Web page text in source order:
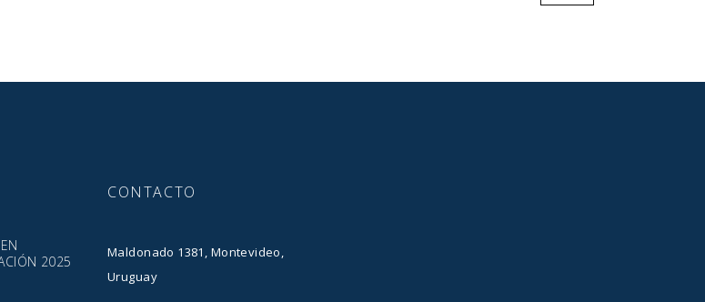
2025
CONTACTO
Maldonado 1381, Montevideo,
Uruguay